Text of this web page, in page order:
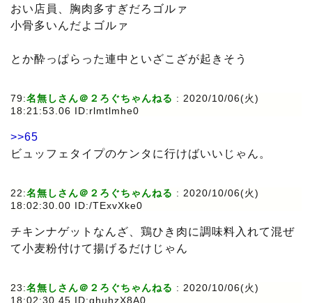
おい店員、胸肉多すぎだろゴルァ
小骨多いんだよゴルァ
とか酔っぱらった連中といざこざが起きそう
79:名無しさん＠２ろぐちゃんねる : 2020/10/06(火)
18:21:53.06 ID:rlmtlmhe0
>>65
ビュッフェタイプのケンタに行けばいいじゃん。
22:名無しさん＠２ろぐちゃんねる : 2020/10/06(火)
18:02:30.00 ID:/TExvXke0
チキンナゲットなんざ、鶏ひき肉に調味料入れて混ぜ
て小麦粉付けて揚げるだけじゃん
23:名無しさん＠２ろぐちゃんねる : 2020/10/06(火)
18:02:30.45 ID:qhuhzX8A0